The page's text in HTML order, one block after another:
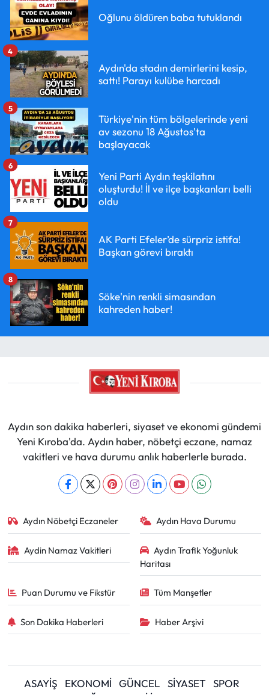
Oğlunu öldüren baba tutuklandı
Aydın'da stadın demirlerini kesip,
sattı! Parayı kulübe harcadı
4
Türkiye'nin tüm bölgelerinde yeni
av sezonu 18 Ağustos'ta
başlayacak
5
Yeni Parti Aydın teşkilatını
oluşturdu! İl ve ilçe başkanları belli
oldu
6
AK Parti Efeler’de sürpriz istifa!
Başkan görevi bıraktı
7
Söke'nin renkli simasından
kahreden haber!
8
Aydın son dakika haberleri, siyaset ve ekonomi gündemi
Yeni Kıroba'da. Aydın haber, nöbetçi eczane, namaz
vakitleri ve hava durumu anlık haberlerle burada.
Aydın Nöbetçi Eczaneler Aydın Hava Durumu
Aydin Namaz Vakitleri
Aydın Trafik Yoğunluk
Haritası
Puan Durumu ve Fikstür Tüm Manşetler
Son Dakika Haberleri Haber Arşivi
ASAYİŞ EKONOMİ GÜNCEL SİYASET
SPOR